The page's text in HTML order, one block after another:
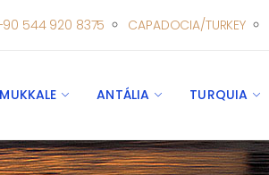
544 920 8375 CAPADOCIA/TURKEY
ANTÁLIA TURQUIA